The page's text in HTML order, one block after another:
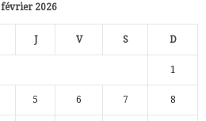
février 2026
J V S D
1
5 6 7 8